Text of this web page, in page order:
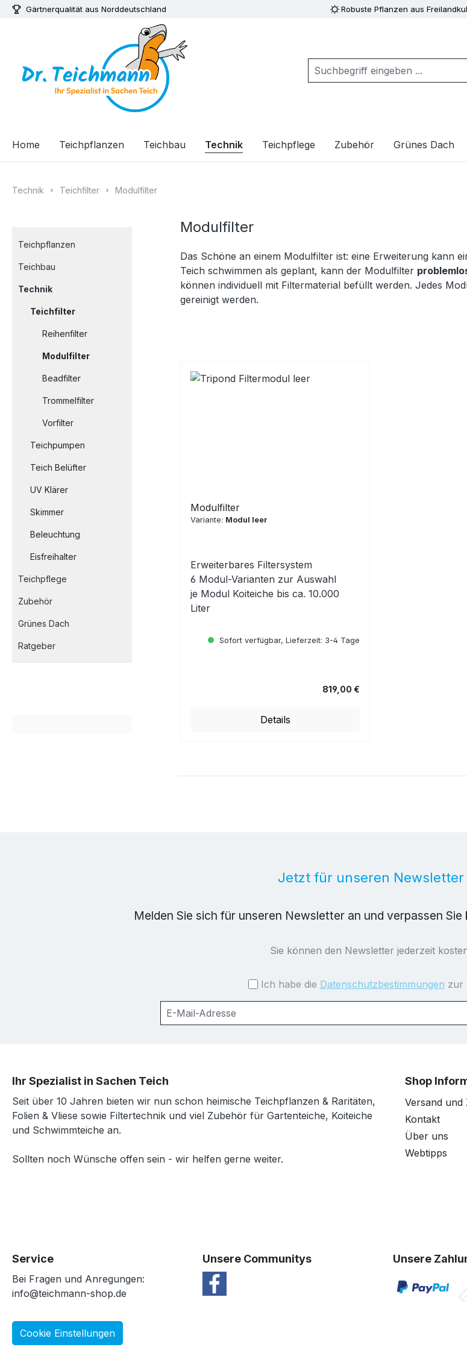
Hauptinhalt springen
Zur Suche springen
Zur Hauptnavigation springen
Gärtnerqualität aus Norddeutschland Robuste Pflanzen aus
Home Teichpflanzen Teichbau Technik Teichpflege Zubehör Grünes Dach
Technik Teichfilter Modulfilter
Teichpflanzen
Teichbau
Technik
Teichfilter
Reihenfilter
Modulfilter
Beadfilter
Trommelfilter
Vorfilter
Teichpumpen
Teich Belüfter
UV Klärer
Skimmer
Beleuchtung
Eisfreihalter
Teichpflege
Zubehör
Grünes Dach
Ratgeber
Modulfilter
Das Schöne an einem Modulfilter ist: eine Erweiterung kann
Teich schwimmen als geplant, kann der Modulfilter
können individuell mit Filtermaterial befüllt werden. Jedes
gereinigt werden.
Modulfilter
Variante: Modul leer
Erweiterbares Filtersystem
6 Modul-Varianten zur Auswahl
je Modul Koiteiche bis ca. 10.000
Liter
Sofort verfügbar, Lieferzeit: 3-4 Tage
819,00 €
Details
Jetzt für unseren Newsletter
Melden Sie sich für unseren Newsletter an und verpassen
Sie können den Newsletter jederzeit
Ich habe die Datenschutzbestimmungen zur
Ihr Spezialist in Sachen Teich
Seit über 10 Jahren bieten wir nun schon heimische Teichpflanzen & Raritäten,
Folien & Vliese sowie Filtertechnik und viel Zubehör für Gartenteiche, Koiteiche
und Schwimmteiche an.
Sollten noch Wünsche offen sein - wir helfen gerne weiter.
Shop
Versand und
Kontakt
Über uns
Webtipps
Service
Bei Fragen und Anregungen:
info@teichmann-shop.de
Unsere Communitys Unsere
Cookie Einstellungen